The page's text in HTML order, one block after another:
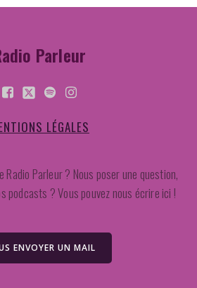
Parleur
LÉGALES
Parleur ? Nous poser une question,
podcasts ? Vous pouvez nous écrire ici !
ENVOYER UN MAIL